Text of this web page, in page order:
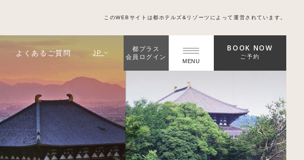
よくあるご質問 JP
都プラス
会員ログイン
MENU
BOOK NOW
ご予約
このWEBサイトは都ホテルズ&リゾーツによって運営されています。